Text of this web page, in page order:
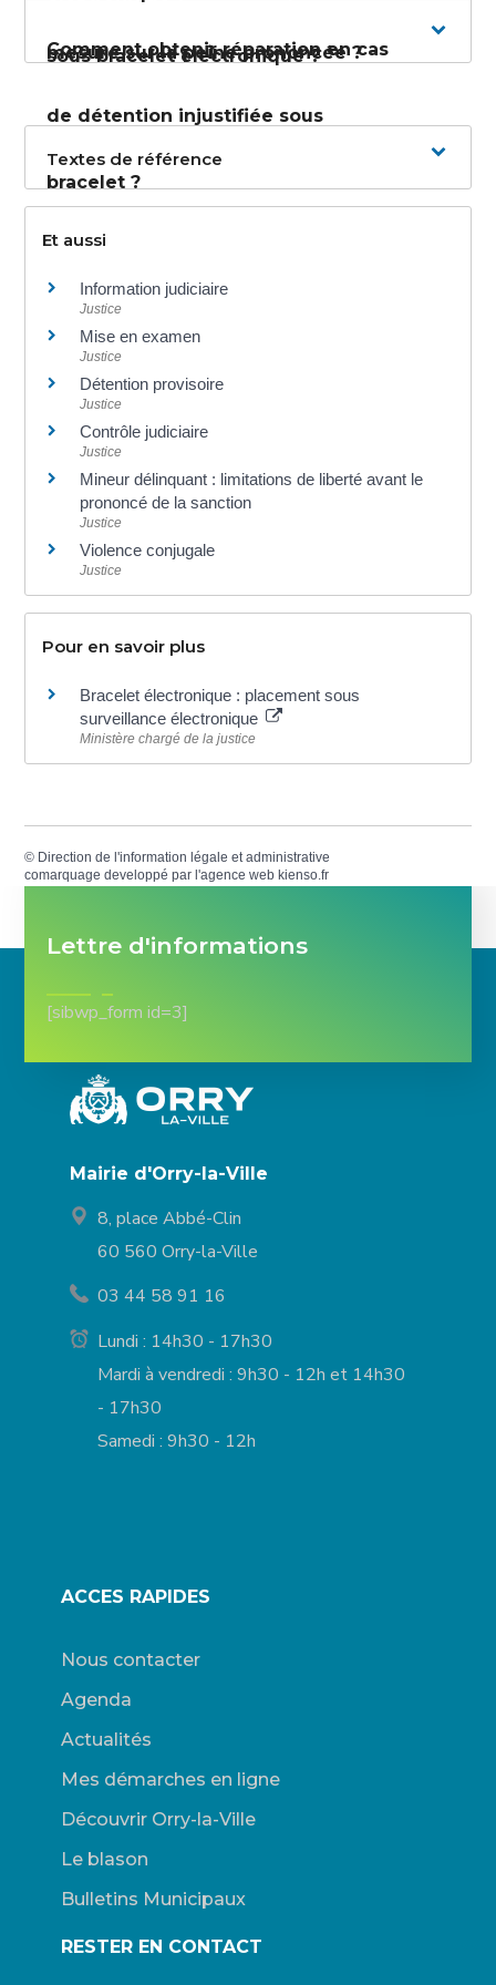
sous bracelet électronique ?
mesure sur la peine prononcée ?
Comment obtenir réparation en cas
de détention injustifiée sous
bracelet ?
Textes de référence
Et aussi
Information judiciaire
Justice
Mise en examen
Justice
Détention provisoire
Justice
Contrôle judiciaire
Justice
Mineur délinquant : limitations de liberté avant le
prononcé de la sanction
Justice
Violence conjugale
Justice
Pour en savoir plus
Bracelet électronique : placement sous
surveillance électronique
Ministère chargé de la justice
© Direction de l'information légale et administrative
comarquage developpé par l'agence web kienso.fr
Lettre d'informations
[sibwp_form id=3]
Mairie d'Orry-la-Ville
8, place Abbé-Clin
60 560 Orry-la-Ville
03 44 58 91 16
Lundi : 14h30 - 17h30
Mardi à vendredi : 9h30 - 12h et 14h30
- 17h30
Samedi : 9h30 - 12h
ACCES RAPIDES
Nous contacter
Agenda
Actualités
Mes démarches en ligne
Découvrir Orry-la-Ville
Le blason
Bulletins Municipaux
RESTER EN CONTACT